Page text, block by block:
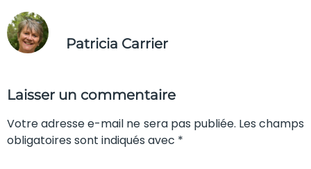
Patricia Carrier
Laisser un commentaire
Votre adresse e-mail ne sera pas publiée. Les champs
obligatoires sont indiqués avec *